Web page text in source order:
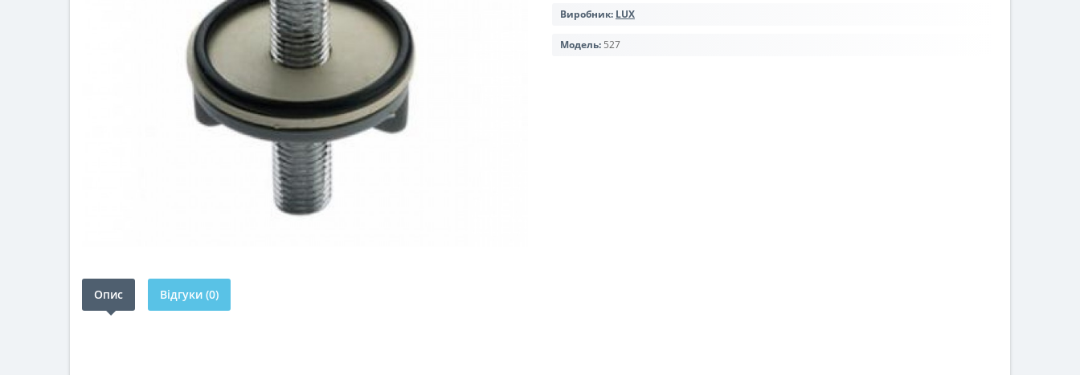
Виробник: LUX
Модель: 527
Опис Відгуки (0)